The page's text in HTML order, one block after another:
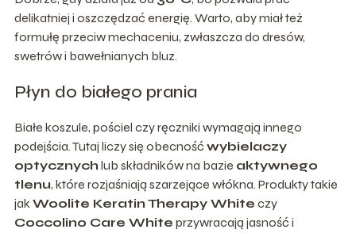
delikatniej i oszczędzać energię. Warto, aby miał też
formułę przeciw mechaceniu, zwłaszcza do dresów,
swetrów i bawełnianych bluz.
Płyn do białego prania
Białe koszule, pościel czy ręczniki wymagają innego
podejścia. Tutaj liczy się obecność wybielaczy
optycznych lub składników na bazie aktywnego
tlenu, które rozjaśniają szarzejące włókna. Produkty takie
jakWoolite Keratin Therapy White czy
Coccolino Care White przywracają jasność i